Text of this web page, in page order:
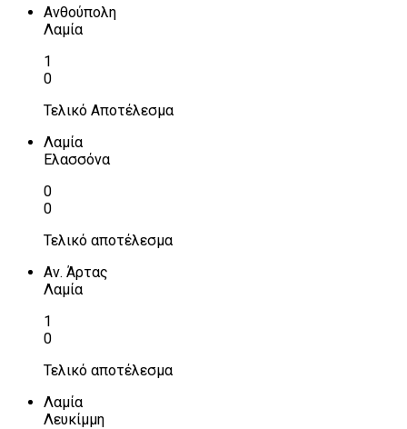
Ανθούπολη
Λαμία
1
0
Τελικό Αποτέλεσμα
Λαμία
Ελασσόνα
0
0
Τελικό αποτέλεσμα
Αν. Άρτας
Λαμία
1
0
Τελικό αποτέλεσμα
Λαμία
Λευκίμμη